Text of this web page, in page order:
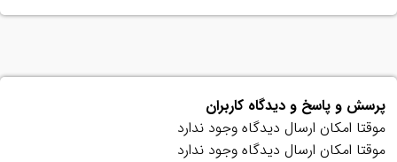
پرسش و پاسخ و دیدگاه کاربران
موقتا امکان ارسال دیدگاه وجود ندارد
موقتا امکان ارسال دیدگاه وجود ندارد